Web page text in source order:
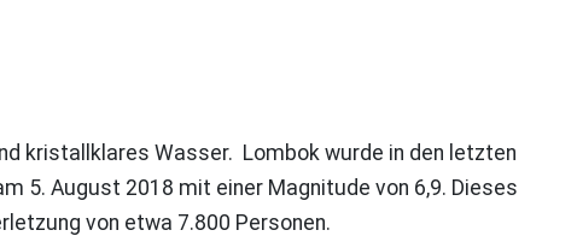
kristallklares Wasser. Lombok wurde in den letzten
5. August 2018 mit einer Magnitude von 6,9. Dieses
von etwa 7.800 Personen.